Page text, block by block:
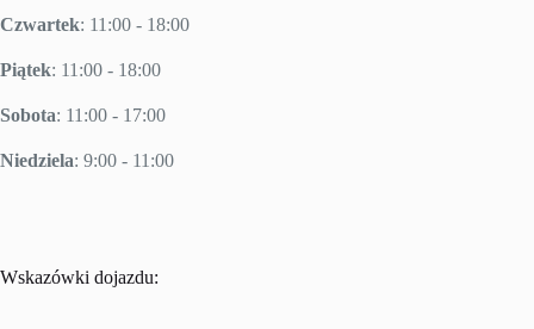
Czwartek: 11:00 - 18:00
Piątek: 11:00 - 18:00
Sobota: 11:00 - 17:00
Niedziela: 9:00 - 11:00
Wskazówki dojazdu: